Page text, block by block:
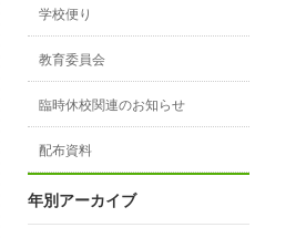
学校便り
教育委員会
臨時休校関連のお知らせ
配布資料
年別アーカイブ